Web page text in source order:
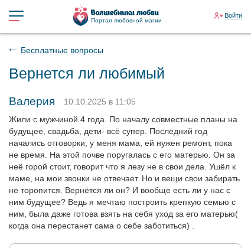
Портал любовной магии
Войти
Бесплатные вопросы
Вернется ли любимый
Валерия
10.10.2025 в 11:05
Жили с мужчиной 4 года. По началу совместные планы на
будущее, свадьба, дети- всё супер. Последний год
начались отговорки, у меня мама, ей нужен ремонт, пока
не время. На этой почве поругалась с его матерью. Он за
неё горой стоит, говорит что я лезу не в свои дела. Ушёл к
маме, на мои звонки не отвечает. Но и вещи свои забирать
не торопится. Вернётся ли он? И вообще есть ли у нас с
ним будущее? Ведь я мечтаю построить крепкую семью с
ним, была даже готова взять на себя уход за его матерью(
когда она перестанет сама о себе заботиться) .